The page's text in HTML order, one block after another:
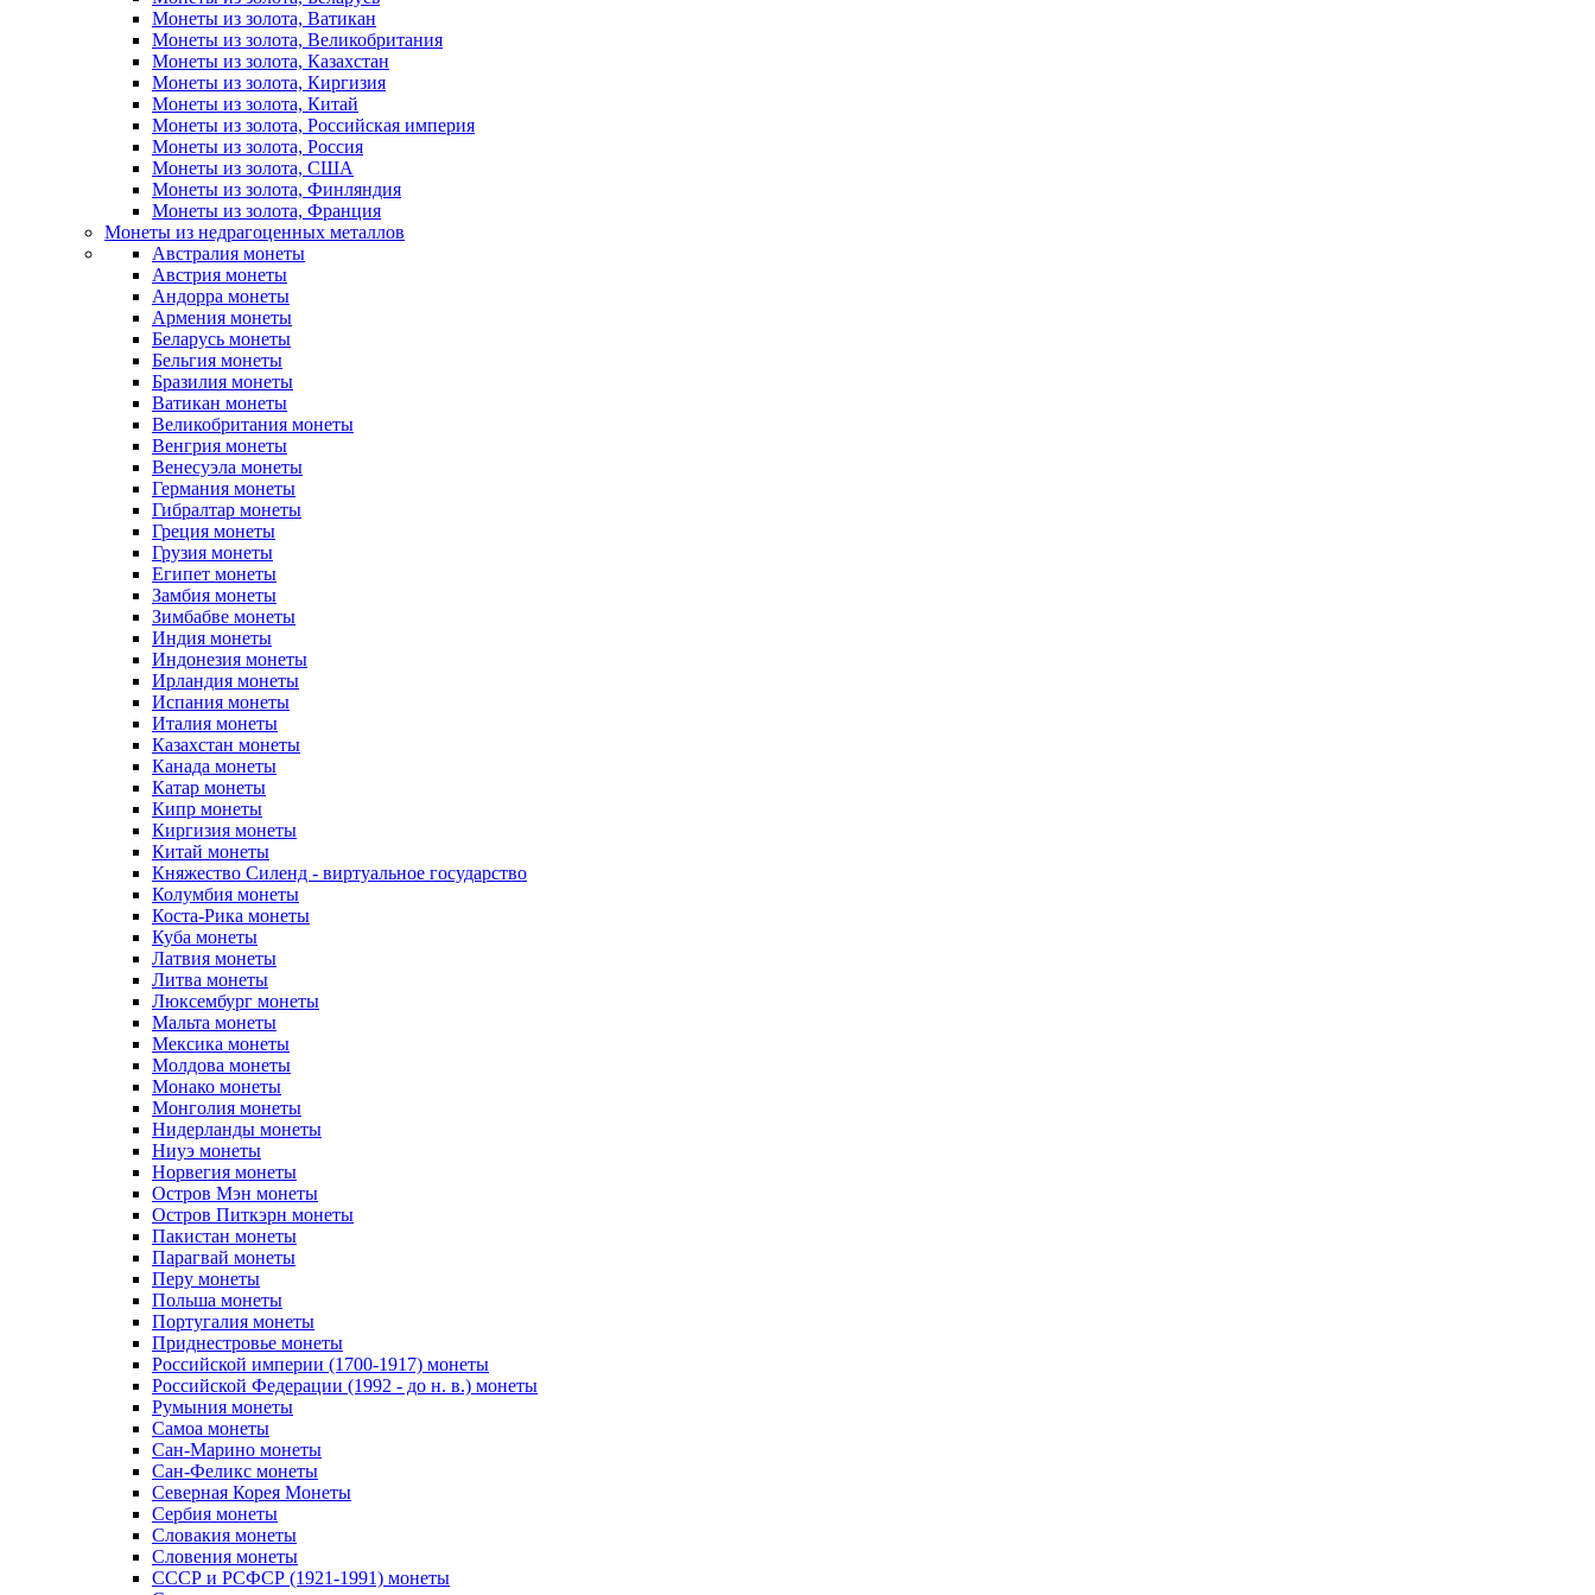
Монеты из золота, Ватикан
Монеты из золота, Великобритания
Монеты из золота, Казахстан
Монеты из золота, Киргизия
Монеты из золота, Китай
Монеты из золота, Российская империя
Монеты из золота, Россия
Монеты из золота, США
Монеты из золота, Финляндия
Монеты из золота, Франция
Монеты из недрагоценных металлов
Австралия монеты
Австрия монеты
Андорра монеты
Армения монеты
Беларусь монеты
Бельгия монеты
Бразилия монеты
Ватикан монеты
Великобритания монеты
Венгрия монеты
Венесуэла монеты
Германия монеты
Гибралтар монеты
Греция монеты
Грузия монеты
Египет монеты
Замбия монеты
Зимбабве монеты
Индия монеты
Индонезия монеты
Ирландия монеты
Испания монеты
Италия монеты
Казахстан монеты
Канада монеты
Катар монеты
Кипр монеты
Киргизия монеты
Китай монеты
Княжество Силенд - виртуальное государство
Колумбия монеты
Коста-Рика монеты
Куба монеты
Латвия монеты
Литва монеты
Люксембург монеты
Мальта монеты
Мексика монеты
Молдова монеты
Монако монеты
Монголия монеты
Нидерланды монеты
Ниуэ монеты
Норвегия монеты
Остров Мэн монеты
Остров Питкэрн монеты
Пакистан монеты
Парагвай монеты
Перу монеты
Польша монеты
Португалия монеты
Приднестровье монеты
Российской империи (1700-1917) монеты
Российской Федерации (1992 - до н. в.) монеты
Румыния монеты
Самоа монеты
Сан-Марино монеты
Сан-Феликс монеты
Северная Корея Монеты
Сербия монеты
Словакия монеты
Словения монеты
СССР и РСФСР (1921-1991) монеты